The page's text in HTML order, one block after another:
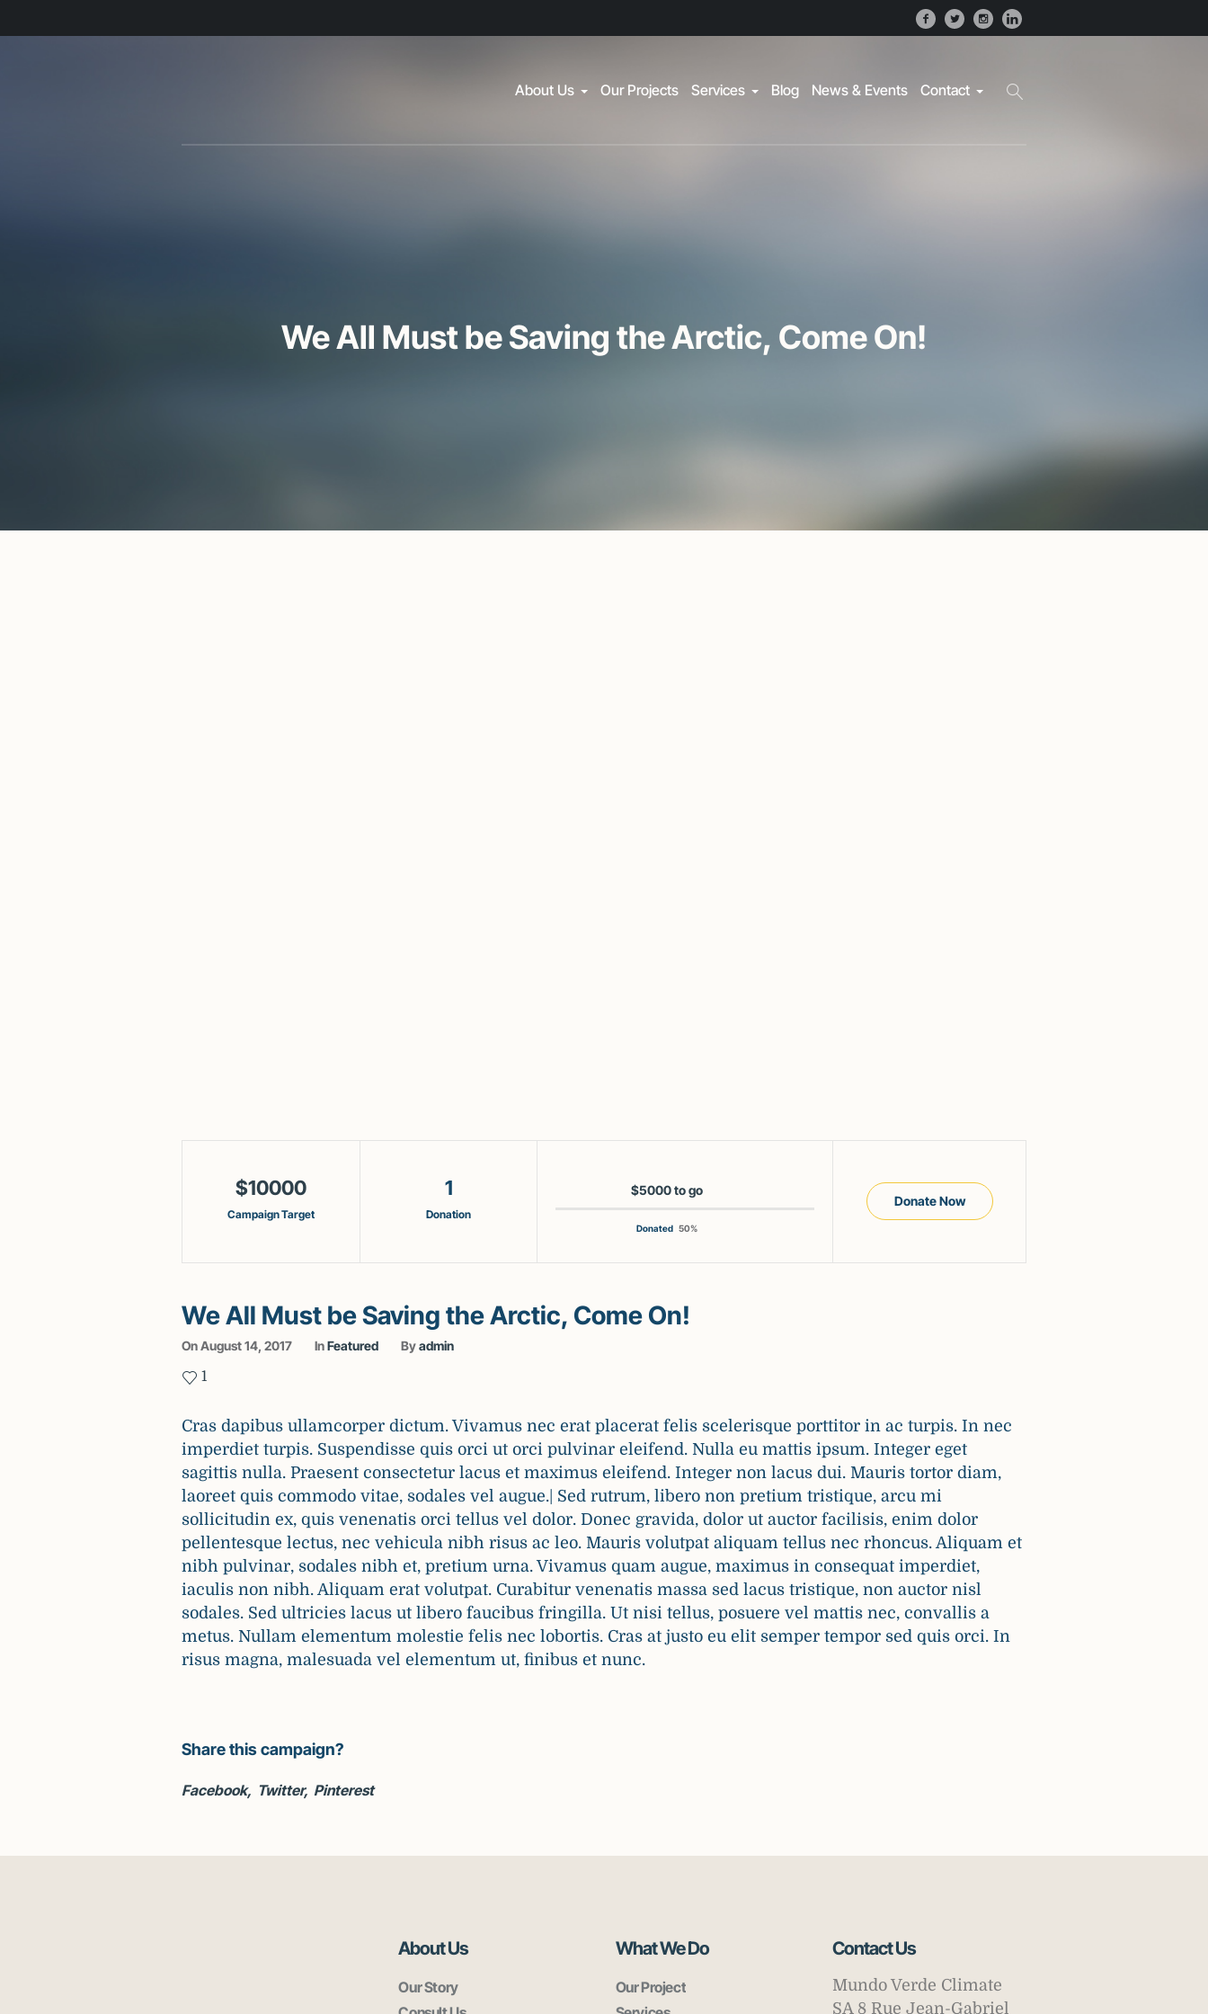
About Us Our Projects Services Blog News & Events Contact
We All Must be Saving the Arctic, Come On!
$10000
Campaign Target
1
Donation
$5000 to go
Donated 50%
Donate Now
We All Must be Saving the Arctic, Come On!
OnAugust 14, 2017 InFeatured Byadmin
1
Cras dapibus ullamcorper dictum. Vivamus nec erat placerat felis scelerisque porttitor in ac turpis. In nec
imperdiet turpis. Suspendisse quis orci ut orci pulvinar eleifend. Nulla eu mattis ipsum. Integer eget
sagittis nulla. Praesent consectetur lacus et maximus eleifend. Integer non lacus dui. Mauris tortor diam,
laoreet quis commodo vitae, sodales vel augue.| Sed rutrum, libero non pretium tristique, arcu mi
sollicitudin ex, quis venenatis orci tellus vel dolor. Donec gravida, dolor ut auctor facilisis, enim dolor
pellentesque lectus, nec vehicula nibh risus ac leo. Mauris volutpat aliquam tellus nec rhoncus. Aliquam et
nibh pulvinar, sodales nibh et, pretium urna. Vivamus quam augue, maximus in consequat imperdiet,
iaculis non nibh. Aliquam erat volutpat. Curabitur venenatis massa sed lacus tristique, non auctor nisl
sodales. Sed ultricies lacus ut libero faucibus fringilla. Ut nisi tellus, posuere vel mattis nec, convallis a
metus. Nullam elementum molestie felis nec lobortis. Cras at justo eu elit semper tempor sed quis orci. In
risus magna, malesuada vel elementum ut, finibus et nunc.
Share this campaign?
Facebook Twitter Pinterest
About Us
Our Story
What We Do
Our Project
Contact Us
Mundo Verde Climate
SA 8 Rue Jean-Gabriel